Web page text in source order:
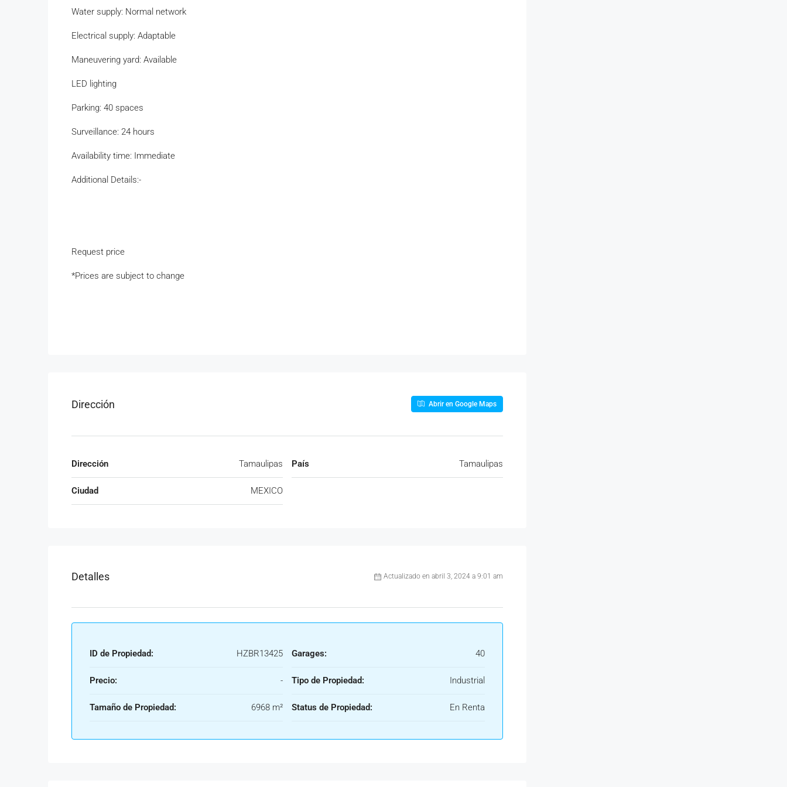
Water supply: Normal network
Electrical supply: Adaptable
Maneuvering yard: Available
LED lighting
Parking: 40 spaces
Surveillance: 24 hours
Availability time: Immediate
Additional Details:-
Request price
*Prices are subject to change
Dirección Abrir en Google Maps
Dirección Tamaulipas
Ciudad MEXICO
País Tamaulipas
Detalles Actualizado en abril 3, 2024 a 9:01 am
ID de Propiedad: HZBR13425
Precio: -
Tamaño de Propiedad: 6968 m²
Garages: 40
Tipo de Propiedad: Industrial
Status de Propiedad: En Renta